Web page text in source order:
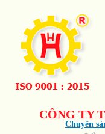
CÔNG TY
Chuyên